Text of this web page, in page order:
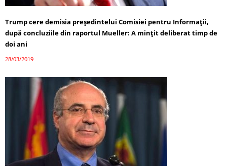
Trump cere demisia preşedintelui Comisiei pentru Informaţii,
după concluziile din raportul Mueller: A minţit deliberat timp de
doi ani
28/03/2019